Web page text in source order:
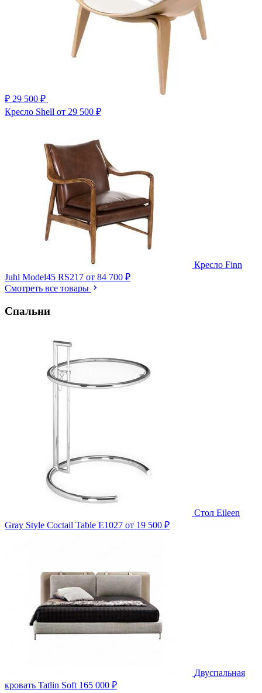
₽ 29 500 ₽
Кресло Shell от 29 500 ₽
Кресло Finn
Juhl Model45 RS217 от 84 700 ₽
Смотреть все товары
Спальни
Стол Eileen
Gray Style Coctail Table E1027 от 19 500 ₽
Двуспальная
кровать Tatlin Soft 165 000 ₽